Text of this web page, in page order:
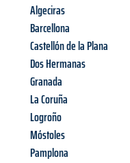
Algeciras
Barcellona
Castellón de la Plana
Dos Hermanas
Granada
La Coruña
Logroño
Móstoles
Pamplona